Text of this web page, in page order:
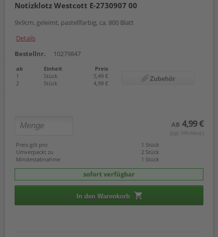
Notizklotz Westcott E-2730907 00
9x9cm, geleimt, pastellfarbig, ca. 800 Blatt
Details
Bestellnr.
10279847
ab Einheit
Preis
1
Stück
5,49 €
2
Stück 4,99 €
Zubehör
AB 4,99 €
(zzgl. 19% Mwst.)
Preis gilt pro
1 Stück
Umverpackt zu
2 Stück
Mindestabnahme
1 Stück
sofort verfügbar
In den Warenkorb